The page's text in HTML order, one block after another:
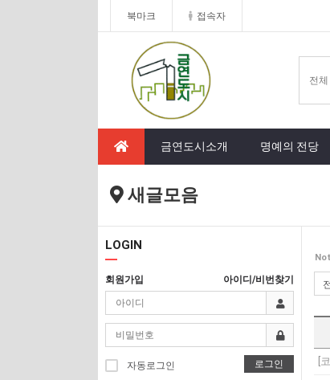
북마크 접속자
금연도시소개 명예의 전당
새글모음
LOGIN
회원가입 아이디/비번찾기
자동로그인 로그인 [코]